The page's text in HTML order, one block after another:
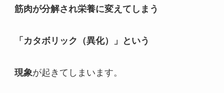
筋肉が分解され栄養に変えてしまう
「カタボリック（異化）」という
現象が起きてしまいます。